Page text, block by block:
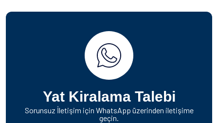
Yat Kiralama Talebi
Sorunsuz İletişim için WhatsApp üzerinden iletişime
geçin.